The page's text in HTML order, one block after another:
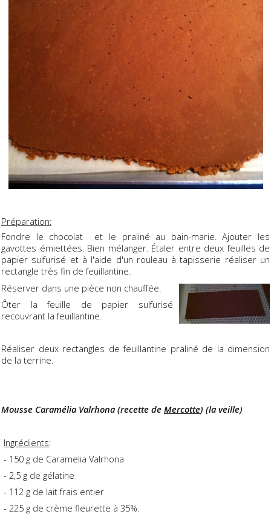
Préparation:
Fondre le chocolat et le praliné au bain-marie. Ajouter les
gavottes émiettées. Bien mélanger. Étaler entre deux feuilles de
papier sulfurisé et à l'aide d'un rouleau à tapisserie réaliser un
rectangle très fin de feuillantine.
Réserver dans une pièce non chauffée.
Ôter la feuille de papier sulfurisé
recouvrant la feuillantine.
Réaliser deux rectangles de feuillantine praliné de la dimension
de la terrine.
Mousse Caramélia Valrhona (recette de Mercotte) (la veille)
Ingrédients:
- 150 g de Caramelia Valrhona
- 2,5 g de gélatine
- 112 g de lait frais entier
- 225 g de crème fleurette à 35%.